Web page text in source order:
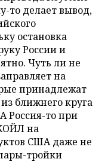
то делает вывод,
остановка
России и
Чуть ли не
на
принадлежат
ближнего круга
Россия-то при
на
США даже не
тройки